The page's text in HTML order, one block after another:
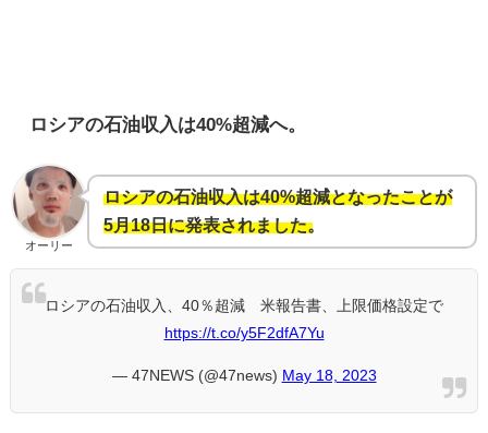
ロシアの石油収入は40%超減へ。
オーリー
ロシアの石油収入は40%超減となったことが
5月18日に発表されました。
ロシアの石油収入、40％超減 米報告書、上限価格設定で
https://t.co/y5F2dfA7Yu
— 47NEWS (@47news) May 18, 2023